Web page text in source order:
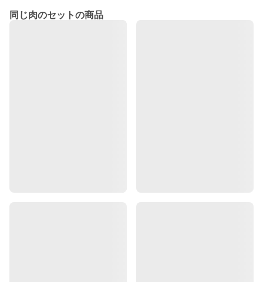
同じ肉のセットの商品